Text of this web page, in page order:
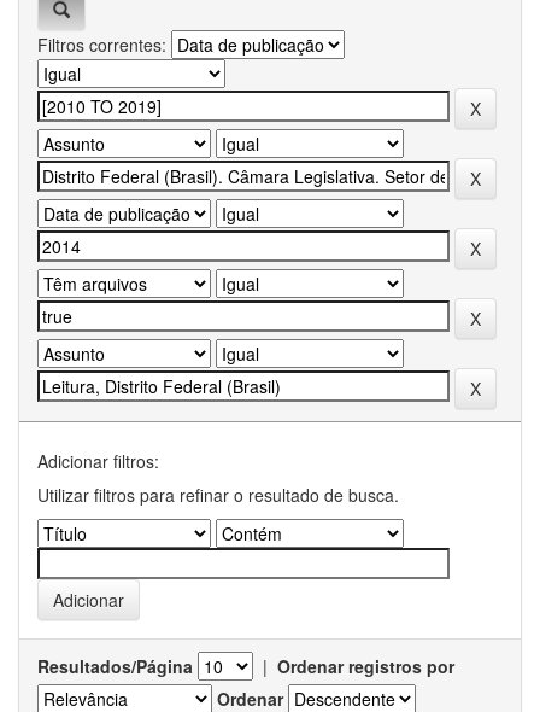
Filtros correntes:
Adicionar filtros:
Utilizar filtros para refinar o resultado de busca.
Resultados/Página | Ordenar registros por
Ordenar